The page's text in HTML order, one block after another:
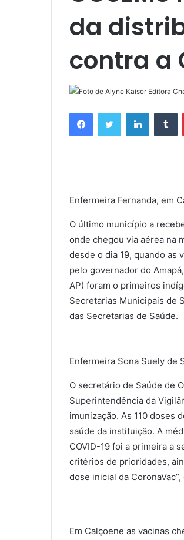
da
contra a
FacebookTwitter Linkedin
Enfermeira Fernanda, em
O último município a
onde chegou via aérea na
desde o dia 19, quando as
pelo governador do
AP) foram o primeiros
Secretarias Municipais de
das Secretarias de Saúde.
Enfermeira Sona Suely de
O secretário de Saúde de
Superintendência da
imunização. As 110 doses
saúde da instituição. A
COVID-19 foi a primeira a
critérios de prioridades,
dose inicial da
Em Calçoene as vacinas